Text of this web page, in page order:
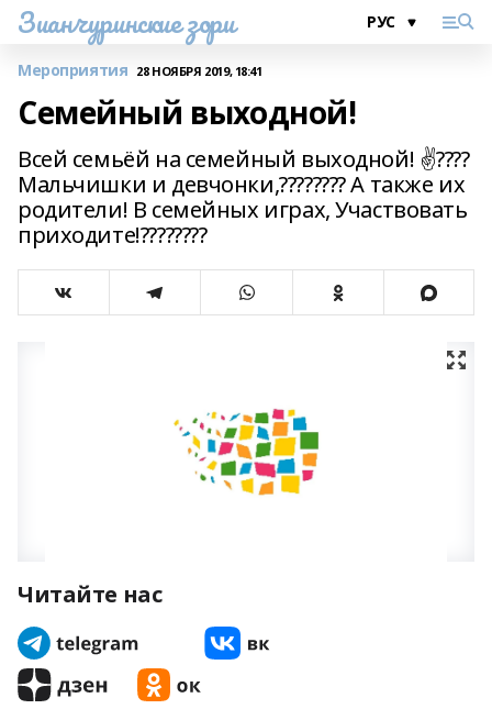
Зианчуринские зори
Мероприятия 28 НОЯБРЯ 2019, 18:41
Семейный выходной!
Всей семьёй на семейный выходной! ✌????
Мальчишки и девчонки,???????? А также их
родители! В семейных играх, Участвовать
приходите!????????
Читайте нас